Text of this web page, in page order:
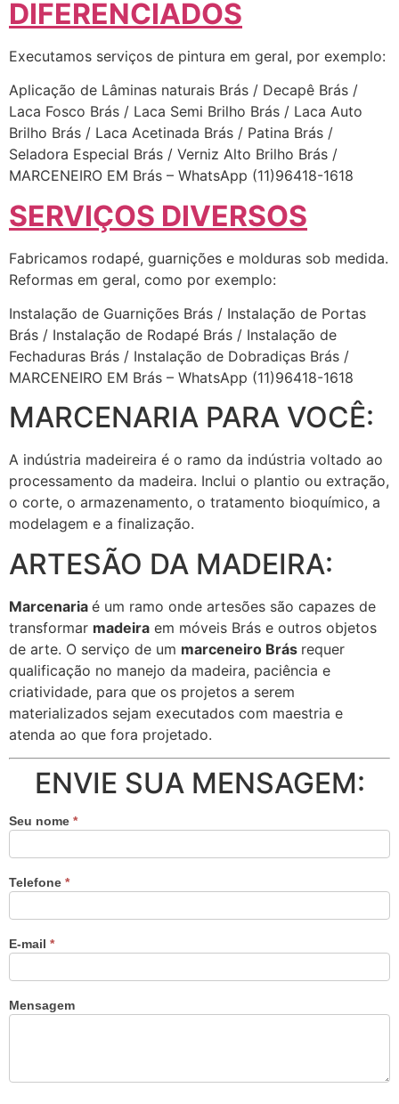
DIFERENCIADOS
Executamos serviços de pintura em geral, por exemplo:
Aplicação de Lâminas naturais Brás / Decapê Brás /
Laca Fosco Brás / Laca Semi Brilho Brás / Laca Auto
Brilho Brás / Laca Acetinada Brás / Patina Brás /
Seladora Especial Brás / Verniz Alto Brilho Brás /
MARCENEIRO EM Brás – WhatsApp (11)96418-1618
SERVIÇOS DIVERSOS
Fabricamos rodapé, guarnições e molduras sob medida.
Reformas em geral, como por exemplo:
Instalação de Guarnições Brás / Instalação de Portas
Brás / Instalação de Rodapé Brás / Instalação de
Fechaduras Brás / Instalação de Dobradiças Brás /
MARCENEIRO EM Brás – WhatsApp (11)96418-1618
MARCENARIA PARA VOCÊ:
A indústria madeireira é o ramo da indústria voltado ao
processamento da madeira. Inclui o plantio ou extração,
o corte, o armazenamento, o tratamento bioquímico, a
modelagem e a finalização.
ARTESÃO DA MADEIRA:
Marcenaria é um ramo onde artesões são capazes de
transformar madeira em móveis Brás e outros objetos
de arte. O serviço de um marceneiro Brás requer
qualificação no manejo da madeira, paciência e
criatividade, para que os projetos a serem
materializados sejam executados com maestria e
atenda ao que fora projetado.
ENVIE SUA MENSAGEM:
Seu nome *
Telefone *
E-mail *
Mensagem